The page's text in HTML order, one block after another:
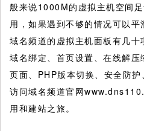
般来说1000M的虚拟主机空间
用，如果遇到不够的情况可以平
域名频道的虚拟主机面板有几
域名绑定、首页设置、在线解
页面、PHP版本切换、安全防护
访问域名频道官网
用和建站之旅。